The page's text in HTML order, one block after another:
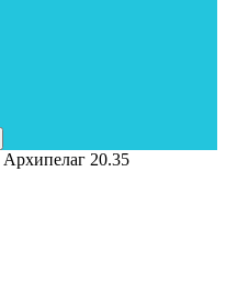
Архипелаг 20.35